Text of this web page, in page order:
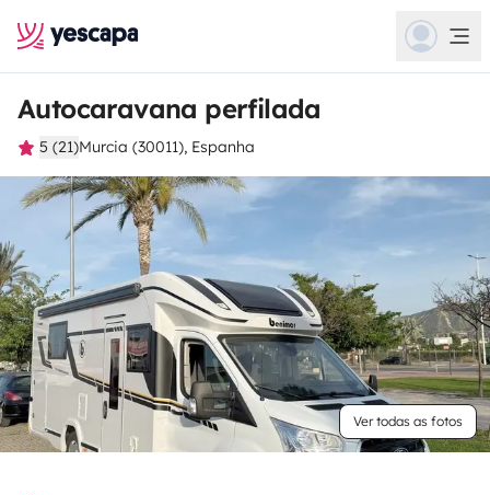
Autocaravana perfilada
5 (21)Murcia (30011), Espanha
Ver todas as fotos